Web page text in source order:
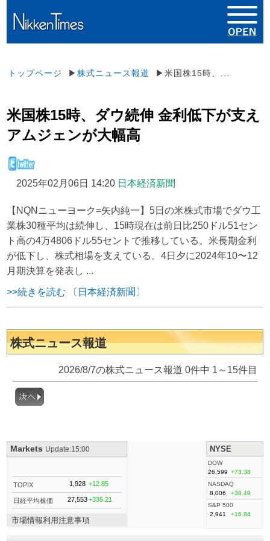
トップページ ▶株式ニュース報道 ▶米国株15時、...
米国株15時、ダウ続伸 金利低下が支え
アムジェンが大幅高
2025年02月06日 14:20 日本経済新聞
【NQNニューヨーク=矢内純一】5日の米株式市場でダウ工
業株30種平均は続伸し、15時現在は前日比250ドル51セン
ト高の4万4806ドル55セントで推移している。米長期金利
が低下し、株式相場を支えている。4日夕に2024年10〜12
月期決算を発表し ...
>>続きを読む 〔日本経済新聞〕
株式ニュース報道
2026/8/7の株式ニュース報道 0件中 1～15件目
Markets Update:15:00
TOPIX 1,928 +12.85
日経平均株価 27,553+335.21
市場情報利用注意事項
NYSE
DOW
26,599 +73.38
NASDAQ
8,006
+38.49
S&P 500
2,941
+16.84